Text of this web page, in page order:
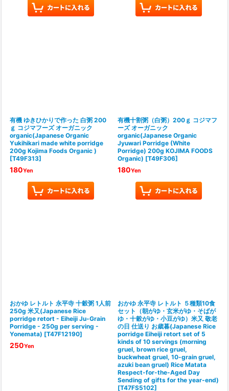
有機 ゆきひかりで作った 白粥 200
ｇ コジマフーズ オーガニック
organic(Japanese Organic
Yukihikari made white porridge
200g Kojima Foods Organic )
[T49F313]
180Yen
有機十割粥（白粥）200ｇ コジマフ
ーズ オーガニック
organic(Japanese Organic
Jyuwari Porridge (White
Porridge) 200g KOJIMA FOODS
Organic) [T49F306]
180Yen
おかゆ レトルト 永平寺 十穀粥 1人前
250g 米又(Japanese Rice
porridge retort - Eiheiji Ju-Grain
Porridge - 250g per serving -
Yonemata) [T47F12190]
250Yen
おかゆ 永平寺 レトルト ５種類10食
セット（朝がゆ・玄米がゆ・そばが
ゆ・十穀がゆ・小豆がゆ）米又 敬老
の日 仕送り お歳暮(Japanese Rice
porridge Eiheiji retort set of 5
kinds of 10 servings (morning
gruel, brown rice gruel,
buckwheat gruel, 10-grain gruel,
azuki bean gruel) Rice Matata
Respect-for-the-Aged Day
Sending of gifts for the year-end)
[T47FS5102]